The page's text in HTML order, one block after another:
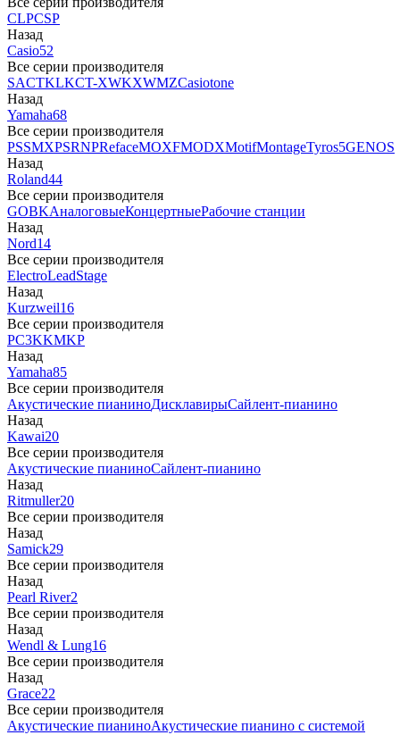
CLPCSP
Назад
Casio52
Все серии производителя
SACTKLKCT-XWKXWMZCasiotone
Назад
Yamaha68
Все серии производителя
PSSMXPSRNPRefaceMOXFMODXMotifMontageTyros5GENOS
Назад
Roland44
Все серии производителя
GOBKАналоговыеКонцертныеРабочие станции
Назад
Nord14
Все серии производителя
ElectroLeadStage
Назад
Kurzweil16
Все серии производителя
PC3KKMKP
Назад
Yamaha85
Все серии производителя
Акустические пианиноДисклавирыСайлент-пианино
Назад
Kawai20
Все серии производителя
Акустические пианиноСайлент-пианино
Назад
Ritmuller20
Все серии производителя
Назад
Samick29
Все серии производителя
Назад
Pearl River2
Все серии производителя
Назад
Wendl & Lung16
Все серии производителя
Назад
Grace22
Все серии производителя
Акустические пианиноАкустические пианино с системой